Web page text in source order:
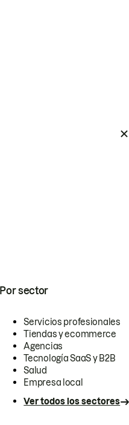
Por sector
Servicios profesionales
Tiendas y ecommerce
Agencias
Tecnología SaaS y B2B
Salud
Empresa local
Ver todos los sectores